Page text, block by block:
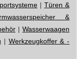
| Türen &
&
|Wasserwaagen
| Werkzeugkoffer & -